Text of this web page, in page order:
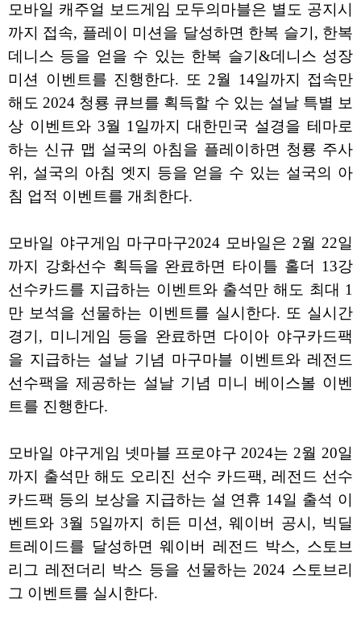
모바일 캐주얼 보드게임 모두의마블은 별도 공지시
까지 접속, 플레이 미션을 달성하면 한복 슬기, 한복
데니스 등을 얻을 수 있는 한복 슬기&데니스 성장
미션 이벤트를 진행한다. 또 2월 14일까지 접속만
해도 2024 청룡 큐브를 획득할 수 있는 설날 특별 보
상 이벤트와 3월 1일까지 대한민국 설경을 테마로
하는 신규 맵 설국의 아침을 플레이하면 청룡 주사
위, 설국의 아침 엣지 등을 얻을 수 있는 설국의 아
침 업적 이벤트를 개최한다.
모바일 야구게임 마구마구2024 모바일은 2월 22일
까지 강화선수 획득을 완료하면 타이틀 홀더 13강
선수카드를 지급하는 이벤트와 출석만 해도 최대 1
만 보석을 선물하는 이벤트를 실시한다. 또 실시간
경기, 미니게임 등을 완료하면 다이아 야구카드팩
을 지급하는 설날 기념 마구마블 이벤트와 레전드
선수팩을 제공하는 설날 기념 미니 베이스볼 이벤
트를 진행한다.
모바일 야구게임 넷마블 프로야구 2024는 2월 20일
까지 출석만 해도 오리진 선수 카드팩, 레전드 선수
카드팩 등의 보상을 지급하는 설 연휴 14일 출석 이
벤트와 3월 5일까지 히든 미션, 웨이버 공시, 빅딜
트레이드를 달성하면 웨이버 레전드 박스, 스토브
리그 레전더리 박스 등을 선물하는 2024 스토브리
그 이벤트를 실시한다.